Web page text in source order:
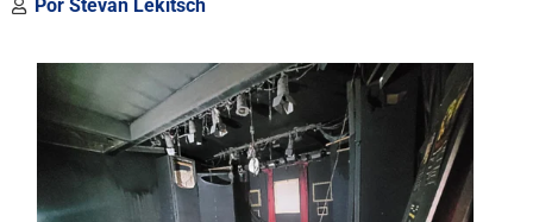
Por Stevan Lekitsch